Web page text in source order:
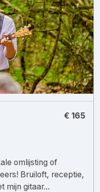
€ 165
omlijsting of
Bruiloft, receptie,
mijn gitaar...